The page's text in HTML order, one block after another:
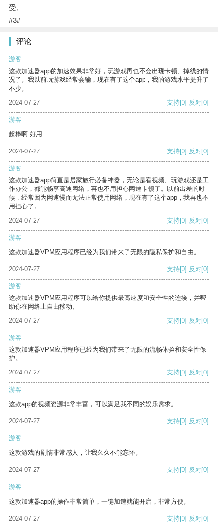
受。
#3#
评论
游客
这款加速器app的加速效果非常好，玩游戏再也不会出现卡顿、掉线的情
况了。我以前玩游戏经常会输，现在有了这个app，我的游戏水平提升了
不少。
2024-07-27
支持[0] 反对[0]
游客
超棒啊 好用
2024-07-27 支持[0] 反对[0]
游客
这款加速器app简直是居家旅行必备神器，无论是看视频、玩游戏还是工
作办公，都能畅享高速网络，再也不用担心网速卡顿了。以前出差的时
候，经常因为网速慢而无法正常使用网络，现在有了这个app，我再也不
用担心了。
2024-07-27
支持[0] 反对[0]
游客
这款加速器VPM应用程序已经为我们带来了无限的隐私保护和自由。
2024-07-27 支持[0] 反对[0]
游客
这款加速器VPM应用程序可以给你提供最高速度和安全性的连接，并帮
助你在网络上自由移动。
2024-07-27
支持[0] 反对[0]
游客
这款加速器VPM应用程序已经为我们带来了无限的流畅体验和安全性保
护。
2024-07-27
支持[0] 反对[0]
游客
这款app的视频资源非常丰富，可以满足我不同的娱乐需求。
2024-07-27 支持[0] 反对[0]
游客
这款游戏的剧情非常感人，让我久久不能忘怀。
2024-07-27 支持[0] 反对[0]
游客
这款加速器app的操作非常简单，一键加速就能开启，非常方便。
2024-07-27 支持[0] 反对[0]